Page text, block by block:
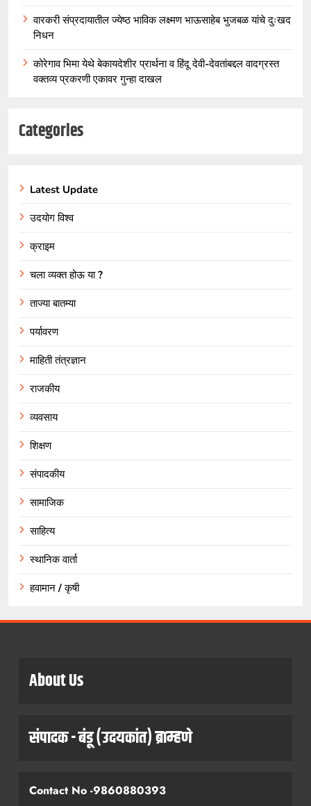
वारकरी संप्रदायातील ज्येष्ठ भाविक लक्ष्मण भाऊसाहेब भुजबळ यांचे दुःखद
निधन
कोरेगाव भिमा येथे बेकायदेशीर प्रार्थना व हिंदू देवी-देवतांबद्दल वादग्रस्त
वक्तव्य प्रकरणी एकावर गुन्हा दाखल
Categories
Latest Update
उदयोग विश्व
क्राइम
चला व्यक्त होऊ या ?
ताज्या बातम्या
पर्यावरण
माहिती तंत्रज्ञान
राजकीय
व्यवसाय
शिक्षण
संपादकीय
सामाजिक
साहित्य
स्थानिक वार्ता
हवामान / कृषी
About Us
संपादक - बंडू (उदयकांत) ब्राम्हणे
Contact No -9860880393